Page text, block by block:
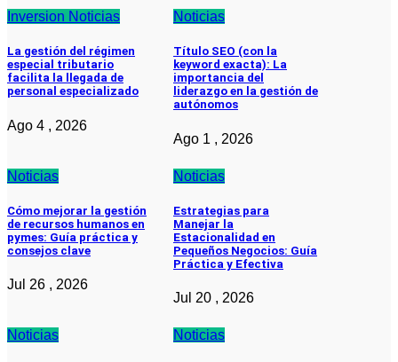
Inversion Noticias
La gestión del régimen
especial tributario
facilita la llegada de
personal especializado
Ago 4 , 2026
Noticias
Título SEO (con la
keyword exacta): La
importancia del
liderazgo en la gestión de
autónomos
Ago 1 , 2026
Noticias
Cómo mejorar la gestión
de recursos humanos en
pymes: Guía práctica y
consejos clave
Jul 26 , 2026
Noticias
Estrategias para
Manejar la
Estacionalidad en
Pequeños Negocios: Guía
Práctica y Efectiva
Jul 20 , 2026
Noticias Noticias